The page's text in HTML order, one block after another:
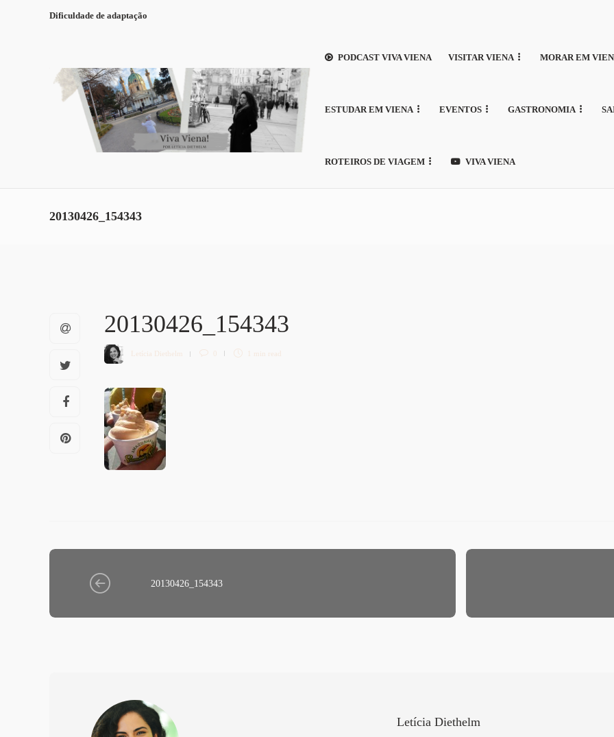
Dificuldade de adaptação
PODCAST VIVA VIENA VISITAR VIENA MORAR EM
ESTUDAR EM VIENA EVENTOS GASTRONOMIA
ROTEIROS DE VIAGEM VIVA VIENA
20130426_154343
20130426_154343
Letícia Diethelm 0 1 min read
20130426_154343
Letícia Diethelm